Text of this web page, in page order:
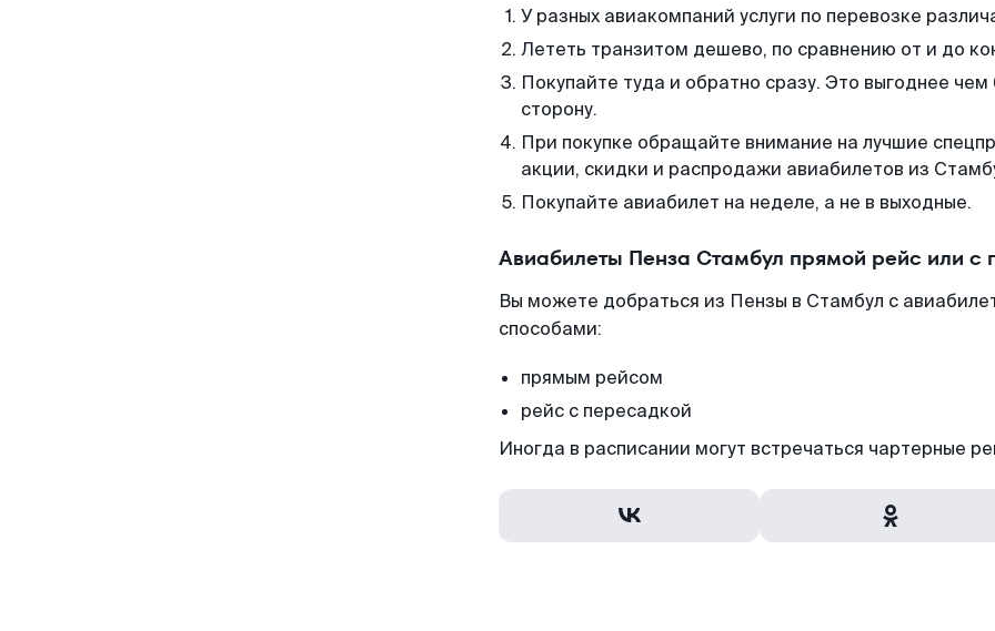
У разных авиакомпаний услуги по перевозке
Лететь транзитом дешево, по сравнению от и до
Покупайте туда и обратно сразу. Это выгоднее
сторону.
При покупке обращайте внимание на лучшие
акции, скидки и распродажи авиабилетов из
Покупайте авиабилет на неделе, а не в выходные.
Авиабилеты Пенза Стамбул прямой рейс или с
Вы можете добраться из Пензы в Стамбул с
способами:
прямым рейсом
рейс с пересадкой
Иногда в расписании могут встречаться чартерные